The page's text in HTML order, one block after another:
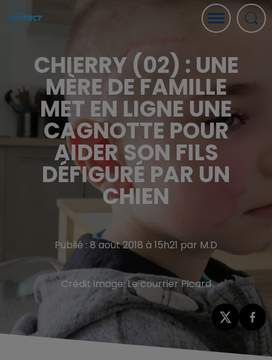
CHIERRY (02) : UNE
MÈRE DE FAMILLE
MET EN LIGNE UNE
CAGNOTTE POUR
AIDER SON FILS
DÉFIGURÉ PAR UN
CHIEN
Publié : 8 août 2018 à 15h21 par M.D
Crédit image:Le courrier Picard